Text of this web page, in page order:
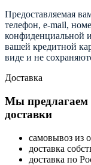
Предоставляемая
телефон, e-mail,
конфиденциальной
вашей кредитной
виде и не
Доставка
Мы предлагаем
доставки
самовывоз из
доставка
доставка по